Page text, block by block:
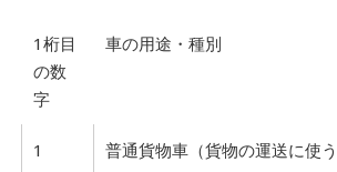
1桁目
の数
字
車の用途・種別
1 普通貨物車（貨物の運送に使う